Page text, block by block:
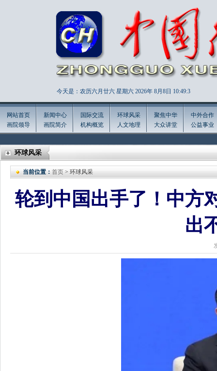
今天是：农历六月廿六 星期六 2026年 8月8日 10:49:4
网站首页
画院领导
新闻中心
画院简介
国际交流
机构概览
环球风采
人文地理
聚焦中华
大众讲堂
中外合作
公益事业
环球风采
当前位置： 首页 > 环球风采
轮到中国出手了！中方
出